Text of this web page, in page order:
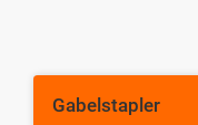
Gabelstapler